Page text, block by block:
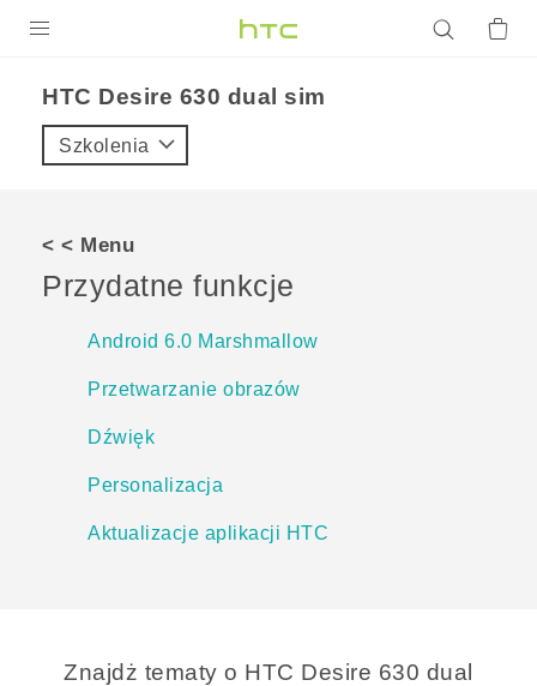
VIVE
Urządzenia i akcesoria HTC
Zaloguj się
HTC Desire 630 dual sim‎
Szkolenia
< < Menu
Przydatne funkcje
Android 6.0 Marshmallow
Przetwarzanie obrazów
Dźwięk
Personalizacja
Aktualizacje aplikacji HTC
Znajdż tematy o HTC Desire 630 dual